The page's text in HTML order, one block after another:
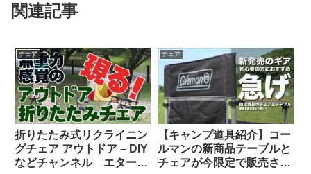
関連記事
チェア
折りたたみ式リクライニン
グチェア アウトドア – DIY
などチャンネル エターナ
チェア
【キャンプ道具紹介】コー
ルマンの新商品テーブルと
チェアが今限定で販売され